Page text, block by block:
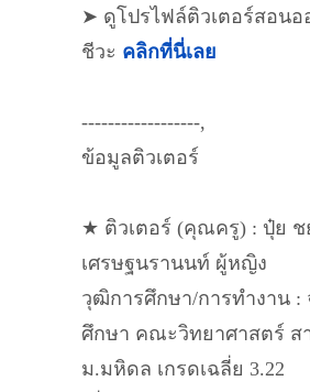
➤ ดูโปรไฟล์ติวเตอร์สอนอ
ชีวะ คลิกที่นี่เลย
------------------,
ข้อมูลติวเตอร์
★ ติวเตอร์ (คุณครู) : ปุ๋ย
เศรษฐนรานนท์ ผู้หญิง
วุฒิการศึกษา/การทำงาน :
ศึกษา คณะวิทยาศาสตร์ ส
ม.มหิดล เกรดเฉลี่ย 3.22